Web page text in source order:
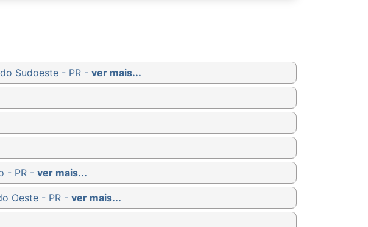
Sudoeste - PR - ver mais...
- PR - ver mais...
Oeste - PR - ver mais...